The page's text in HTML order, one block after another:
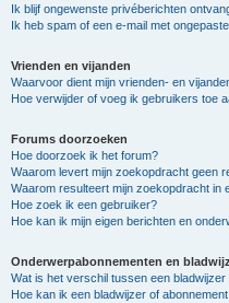
Ik blijf ongewenste privéberichten
Ik heb spam of een e-mail met
Vrienden en vijanden
Waarvoor dient mijn vrienden- en
Hoe verwijder of voeg ik gebruikers toe
Forums doorzoeken
Hoe doorzoek ik het forum?
Waarom levert mijn zoekopdracht geen
Waarom resulteert mijn zoekopdracht in
Hoe zoek ik een gebruiker?
Hoe kan ik mijn eigen berichten en
Onderwerpabonnementen en
Wat is het verschil tussen een bladwijzer
Hoe kan ik een bladwijzer of